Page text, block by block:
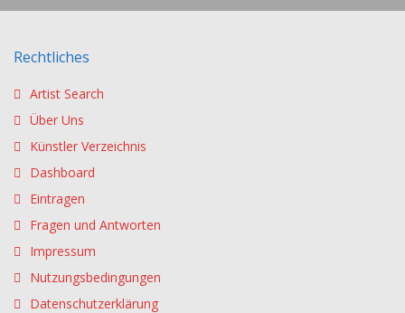
Rechtliches
Artist Search
Über Uns
Künstler Verzeichnis
Dashboard
Eintragen
Fragen und Antworten
Impressum
Nutzungsbedingungen
Datenschutzerklärung